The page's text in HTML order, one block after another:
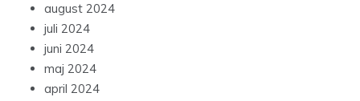
august 2024
juli 2024
juni 2024
maj 2024
april 2024